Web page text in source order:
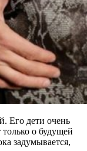
Его дети очень
о будущей
задумывается,